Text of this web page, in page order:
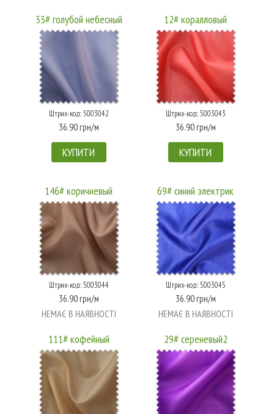
33# голубой небесный
Штрих-код: 5003042
36.90 грн/м
КУПИТИ
12# коралловый
Штрих-код: 5003043
36.90 грн/м
КУПИТИ
146# коричневый
Штрих-код: 5003044
36.90 грн/м
НЕМАЄ В НАЯВНОСТІ
69# синий электрик
Штрих-код: 5003045
36.90 грн/м
НЕМАЄ В НАЯВНОСТІ
111# кофейный 29# сереневый2